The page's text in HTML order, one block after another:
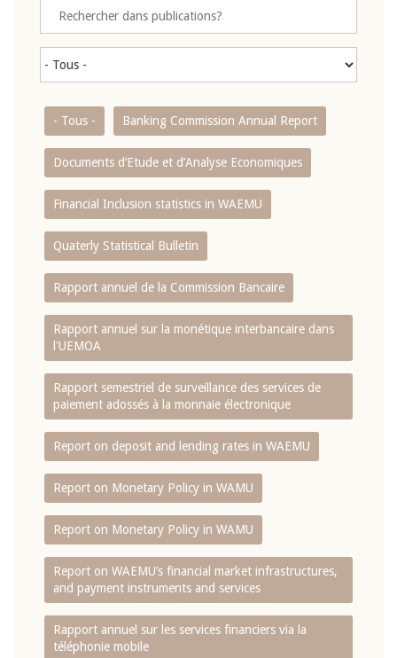
- Tous - Banking Commission Annual Report
Documents d’Etude et d’Analyse Economiques
Financial Inclusion statistics in WAEMU
Quaterly Statistical Bulletin
Rapport annuel de la Commission Bancaire
Rapport annuel sur la monétique interbancaire dans
l'UEMOA
Rapport semestriel de surveillance des services de
paiement adossés à la monnaie électronique
Report on deposit and lending rates in WAEMU
Report on Monetary Policy in WAMU
Report on Monetary Policy in WAMU
Report on WAEMU’s financial market infrastructures,
and payment instruments and services
Rapport annuel sur les services financiers via la
téléphonie mobile